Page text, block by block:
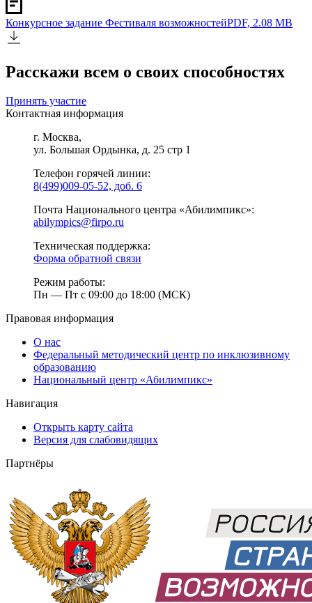
Конкурсное задание Фестиваля возможностейPDF, 2.08 MB
Расскажи всем о своих способностях
Принять участие
Контактная информация
г. Москва,
ул. Большая Ордынка, д. 25 стр 1
Телефон горячей линии:
8(499)009-05-52, доб. 6
Почта Национального центра «Абилимпикс»:
abilympics@firpo.ru
Техническая поддержка:
Форма обратной связи
Режим работы:
Пн — Пт с 09:00 до 18:00 (МСК)
Правовая информация
О нас
Федеральный методический центр по инклюзивному
образованию
Национальный центр «Абилимпикс»
Навигация
Открыть карту сайта
Версия для слабовидящих
Партнёры